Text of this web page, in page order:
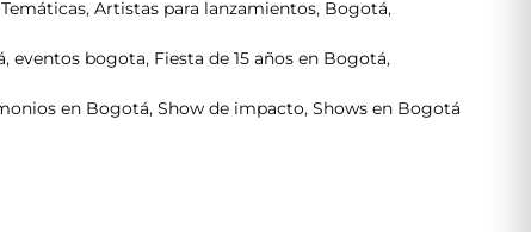
,Artistas para lanzamientos, Bogotá,
,eventos bogota, Fiesta de 15 años en Bogotá,
en Bogotá,Show de impacto,Shows en Bogotá